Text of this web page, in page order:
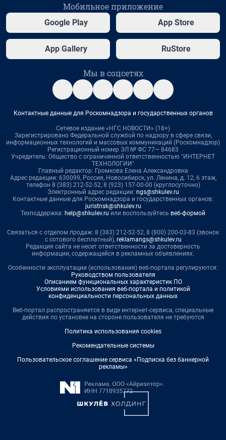
Мобильное приложение
Google Play App Store
App Gallery RuStore
Мы в соцсетях
Контактные данные для Роскомнадзора и государственных органов
Сетевое издание «НГС.НОВОСТИ» (18+)
Зарегистрировано Федеральной службой по надзору в сфере связи,
информационных технологий и массовых коммуникаций (Роскомнадзор)
Регистрационный номер ЭЛ № ФС 77— 84683
Учредитель: Общество с ограниченной ответственностью "ИНТЕРНЕТ
ТЕХНОЛОГИИ"
Главный редактор: Громкова Елена Александровна
Адрес редакции: 630099, Россия, Новосибирск, ул. Ленина, д. 12, 6 этаж,
телефон 8 (383) 212-52-52, 8 (923) 157-00-00 (круглосуточно)
Электронный адрес редакции: ngs@shkulev.ru
Контактные данные для Роскомнадзора и государственных органов:
juristnsk@shkulev.ru
Техподдержка: help@shkulev.ru или воспользуйтесь веб-формой
Связаться с отделом продаж: 8 (383) 212-52-52, 8 (800) 200-03-83 (звонок
с сотового бесплатный), reklamangs@shkulev.ru
Редакция сайта не несет ответственности за достоверность
информации, содержащейся в рекламных объявлениях.
Особенности эксплуатации (использования) веб-портала регулируются:
Руководством пользователя
Описанием функциональных характеристик ПО
Условиями использования веб-портала и политикой
конфиденциальности персональных данных
Веб-портал распространяется в виде интернет-сервиса, специальные
действия по установке на стороне пользователя не требуются
Политика использования cookies
Рекомендательные системы
Пользовательское соглашение сервиса «Подписка без баннерной
рекламы»